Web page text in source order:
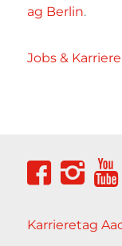
ag Berlin.
Jobs &
Karrieretag